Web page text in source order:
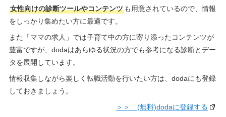
女性向けの診断ツールやコンテンツも用意されているので、情報
をしっかり集めたい方に最適です。
また「ママの求人」では子育て中の方に寄り添ったコンテンツが
豊富ですが、dodaはあらゆる状況の方でも参考になる診断とデー
タを展開しています。
情報収集しながら楽しく転職活動を行いたい方は、dodaにも登録
しておきましょう。
＞＞ (無料)dodaに登録する